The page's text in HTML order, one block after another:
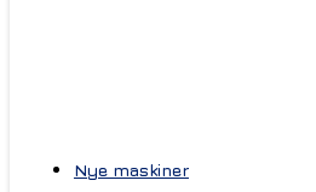
Nye maskiner